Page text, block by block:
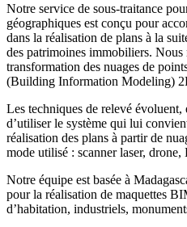
Notre service de sous-traitance
géographiques est conçu pour
dans la réalisation de plans à la
des patrimoines immobiliers. Nous
transformation des nuages de
(Building Information Modeling)
Les techniques de relevé
d’utiliser le système qui lui
réalisation des plans à partir de
mode utilisé : scanner laser,
Notre équipe est basée à
pour la réalisation de maquettes
d’habitation, industriels,